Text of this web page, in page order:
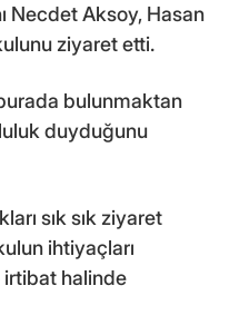
Necdet Aksoy, Hasan
ziyaret etti.
bulunmaktan
duyduğunu
sık sık ziyaret
ihtiyaçları
halinde